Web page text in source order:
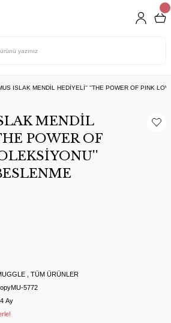
ISLAK MENDİL HEDİYELİ'' ''THE POWER OF PINK
MENDİL
POWER OF
TÜM ÜRÜNLER
5772
Ay